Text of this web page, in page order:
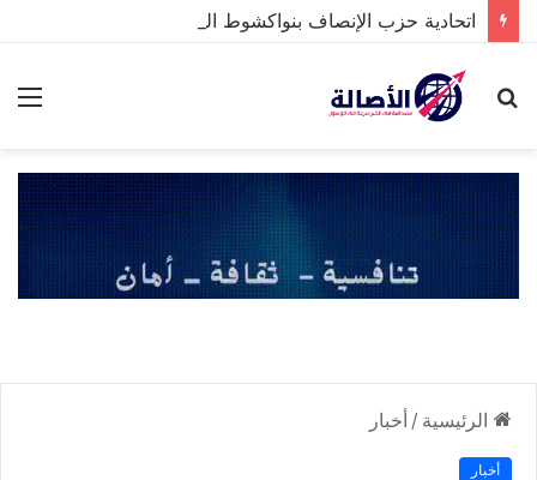
بحث
الرئيسية / أخبار
أخبار